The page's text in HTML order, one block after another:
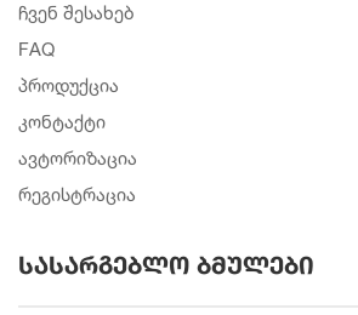
ჩვენ შესახებ
FAQ
პროდუქცია
კონტაქტი
ავტორიზაცია
რეგისტრაცია
სასარგებლო ბმულები